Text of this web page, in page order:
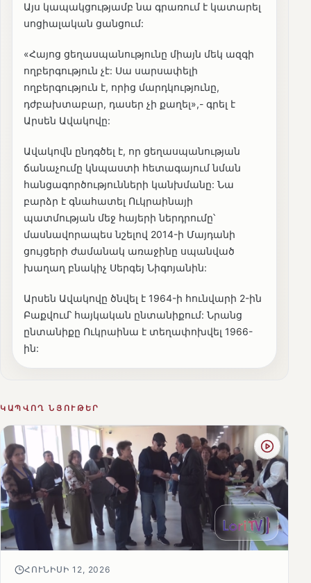
Այս կապակցությամբ նա գրառում է կատարել
սոցիալական ցանցում:
«Հայոց ցեղասպանությունը միայն մեկ ազգի
ողբերգություն չէ: Սա սարսափելի
ողբերգություն է, որից մարդկությունը,
դժբախտաբար, դասեր չի քաղել»,- գրել է
Արսեն Ավակովը:
Ավակովն ընդգծել է, որ ցեղասպանության
ճանաչումը կնպաստի հետագայում նման
հանցագործությունների կանխմանը: Նա
բարձր է գնահատել Ուկրաինայի
պատմության մեջ հայերի ներդրումը՝
մասնավորապես նշելով 2014-ի Մայդանի
ցույցերի ժամանակ առաջինը սպանված
խաղաղ բնակիչ Սերգեյ Նիգոյանին:
Արսեն Ավակովը ծնվել է 1964-ի հունվարի 2-ին
Բաքվում՝ հայկական ընտանիքում: Նրանց
ընտանիքը Ուկրաինա է տեղափոխվել 1966-
ին:
ԿԱՊՎՈՂ ՆՅՈՒԹԵՐ
ՀՈՒՆԻՍԻ 12, 2026